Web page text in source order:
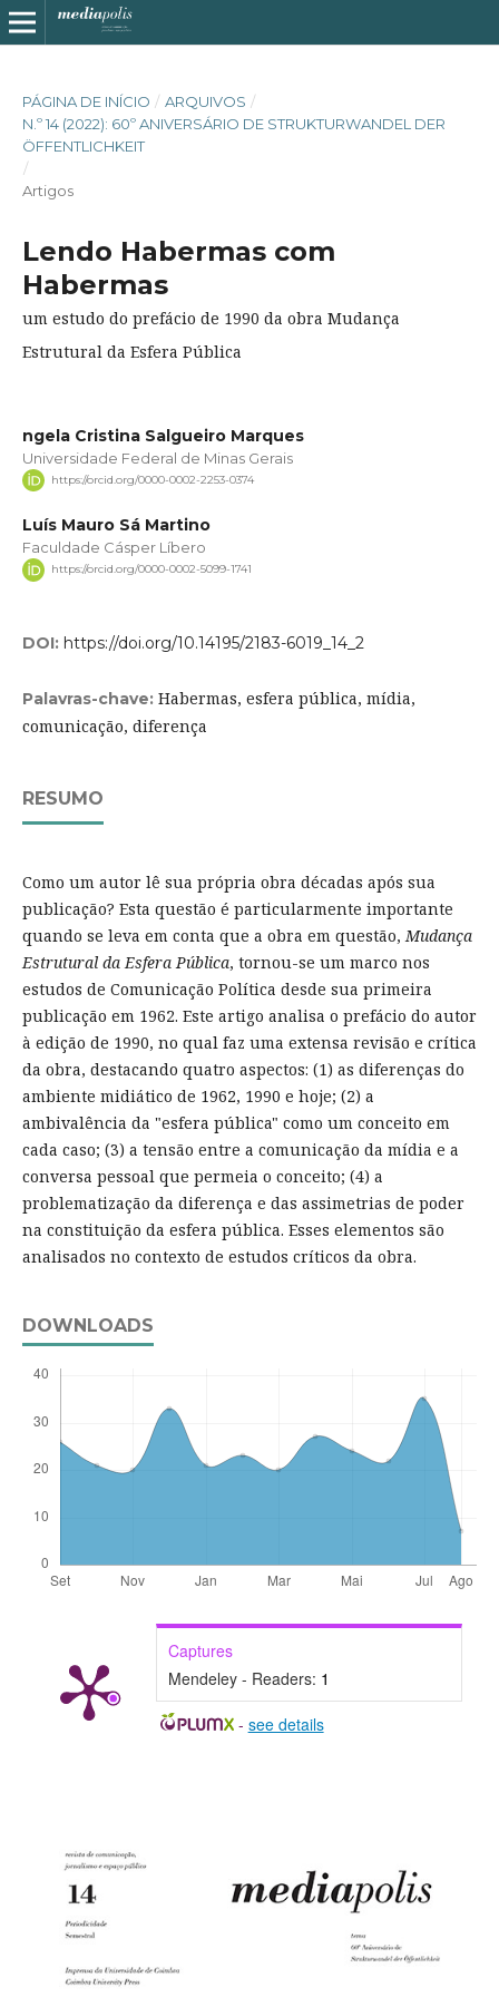
PÁGINA DE INÍCIO / ARQUIVOS /
N.º 14 (2022): 60º ANIVERSÁRIO DE STRUKTURWANDEL DER
ÖFFENTLICHKEIT
/
Artigos
Lendo Habermas com
Habermas
um estudo do prefácio de 1990 da obra Mudança
Estrutural da Esfera Pública
ngela Cristina Salgueiro Marques
Universidade Federal de Minas Gerais
https://orcid.org/0000-0002-2253-0374
Luís Mauro Sá Martino
Faculdade Cásper Líbero
https://orcid.org/0000-0002-5099-1741
DOI: https://doi.org/10.14195/2183-6019_14_2
Palavras-chave: Habermas, esfera pública, mídia,
comunicação, diferença
RESUMO
Como um autor lê sua própria obra décadas após sua
publicação? Esta questão é particularmente importante
quando se leva em conta que a obra em questão, Mudança
Estrutural da Esfera Pública, tornou-se um marco nos
estudos de Comunicação Política desde sua primeira
publicação em 1962. Este artigo analisa o prefácio do autor
à edição de 1990, no qual faz uma extensa revisão e crítica
da obra, destacando quatro aspectos: (1) as diferenças do
ambiente midiático de 1962, 1990 e hoje; (2) a
ambivalência da "esfera pública" como um conceito em
cada caso; (3) a tensão entre a comunicação da mídia e a
conversa pessoal que permeia o conceito; (4) a
problematização da diferença e das assimetrias de poder
na constituição da esfera pública. Esses elementos são
analisados no contexto de estudos críticos da obra.
DOWNLOADS
Captures
Mendeley - Readers: 1
- see details